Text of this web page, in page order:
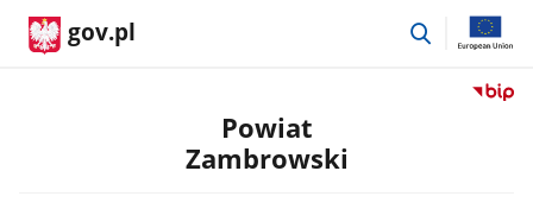
gov.pl
przejdź
Przejdź
Powiat
Zambrowski